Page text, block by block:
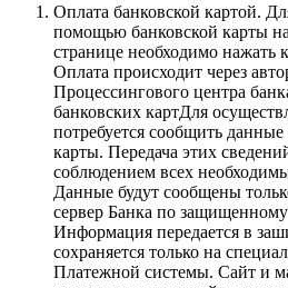
Оплата банковской картой.
помощью банковской карты
странице необходимо
Оплата происходит через
Процессингового центра
банковских картДля
потребуется сообщить
карты. Передача этих
соблюдением всех
Данные будут сообщены
сервер Банка по
Информация передается в
сохраняется только на
Платежной системы. Сайт и